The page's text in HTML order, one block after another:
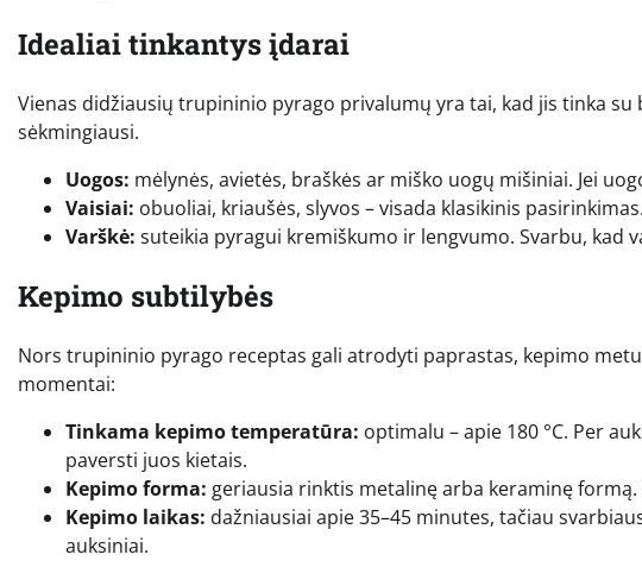
Idealiai tinkantys įdarai
Vienas didžiausių trupininio pyrago privalumų yra tai, kad jis tinka
sėkmingiausi.
Uogos: mėlynės, avietės, braškės ar miško uogų mišiniai. Jei
Vaisiai: obuoliai, kriaušės, slyvos – visada klasikinis
Varškė: suteikia pyragui kremiškumo ir lengvumo. Svarbu, kad
Kepimo subtilybės
Nors trupininio pyrago receptas gali atrodyti paprastas, kepimo
momentai:
Tinkama kepimo temperatūra: optimalu – apie 180 °C. Per
paversti juos kietais.
Kepimo forma: geriausia rinktis metalinę arba keraminę
Kepimo laikas: dažniausiai apie 35–45 minutes, tačiau
auksiniai.